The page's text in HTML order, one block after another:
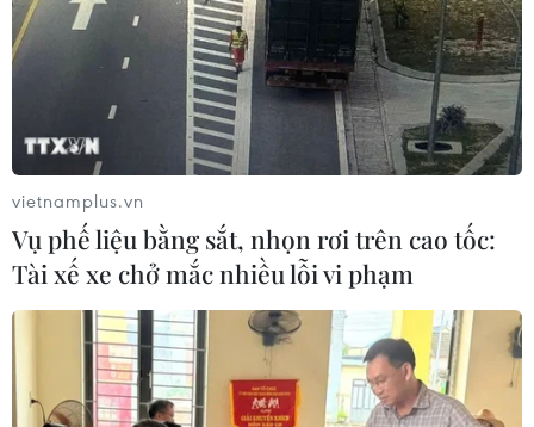
vietnamplus.vn
Vụ phế liệu bằng sắt, nhọn rơi trên cao tốc:
Tài xế xe chở mắc nhiều lỗi vi phạm